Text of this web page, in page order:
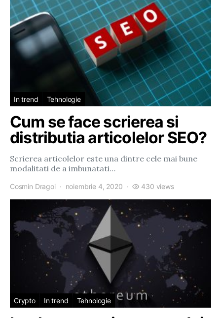
In trend Tehnologie
Cum se face scrierea si
distributia articolelor SEO?
Scrierea articolelor este una dintre cele mai bune
modalitati de a imbunatati…
Cosmin Dragoi noiembrie 4, 2020 430 views
Crypto In trend Tehnologie